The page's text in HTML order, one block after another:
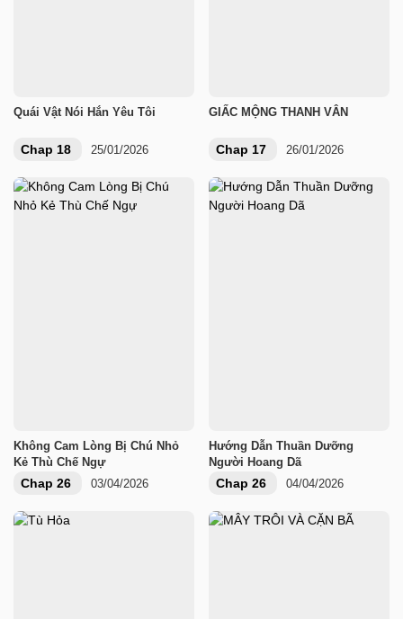
Quái Vật Nói Hắn Yêu Tôi
Chap 18 25/01/2026
GIẤC MỘNG THANH VÂN
Chap 17 26/01/2026
Không Cam Lòng Bị Chú Nhỏ
Kẻ Thù Chế Ngự
Chap 26 03/04/2026
Hướng Dẫn Thuần Dưỡng
Người Hoang Dã
Chap 26 04/04/2026